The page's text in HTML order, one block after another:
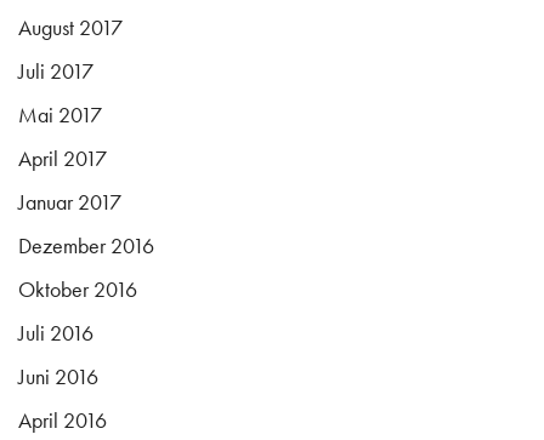
August 2017
Juli 2017
Mai 2017
April 2017
Januar 2017
Dezember 2016
Oktober 2016
Juli 2016
Juni 2016
April 2016